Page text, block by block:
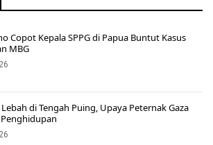
Copot Kepala SPPG di Papua Buntut Kasus
MBG
di Tengah Puing, Upaya Peternak Gaza